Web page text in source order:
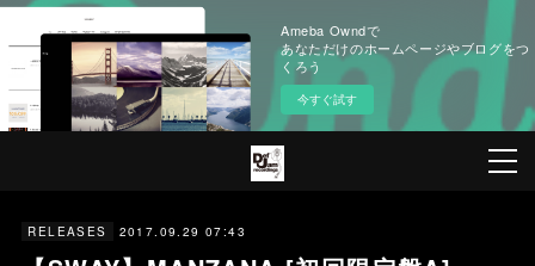
Ameba Owndで
あなただけのホームページやブログをつ
くろう
今すぐ試す
RELEASES 2017.09.29 07:43